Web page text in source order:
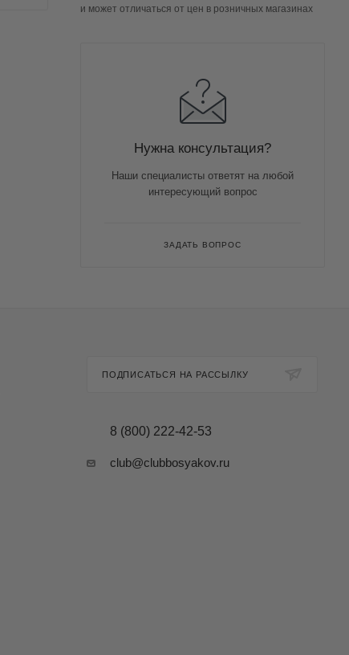
и может отличаться от цен в розничных магазинах
Нужна консультация?
Наши специалисты ответят на любой
интересующий вопрос
ЗАДАТЬ ВОПРОС
ПОДПИСАТЬСЯ НА РАССЫЛКУ
8 (800) 222-42-53
club@clubbosyakov.ru